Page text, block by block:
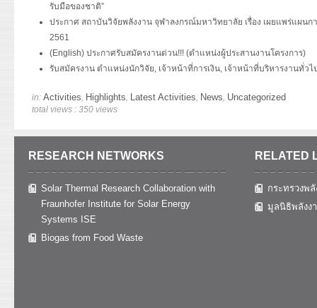
รับมือของชาติ”
ประกาศ สถาบันวิจัยพลังงาน จุฬาลงกรณ์มหาวิทยาลัย เรื่อง เผยแพร่แผน
2561
(English) ประกาศรับสมัครงานด่วน!!! (ตำแหน่งผู้ประสานงานโครงการ)
รับสมัครงาน ตำแหน่งนักวิจัย, เจ้าหน้าที่การเงิน, เจ้าหน้าที่บริหารงานทั่วไ
in: Activities Highlights Latest Activities News Uncategorized
total views : 350 views
RESEARCH NETWORKS
Solar Thermal Research Collaboration with
Fraunhofer Institute for Solar Energy
Systems ISE
Biogas from Food Waste
RELATED
กระทรวงพลั
มูลนิธิพลังง